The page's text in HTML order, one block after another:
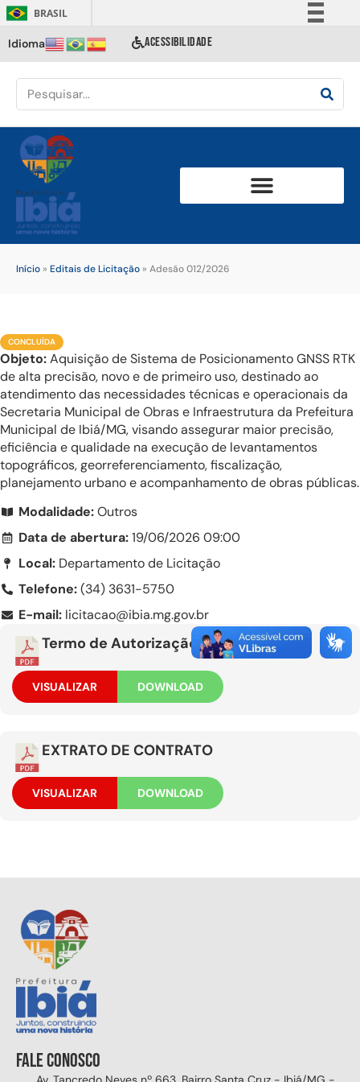
BRASIL
Comunica BR
Acesso à informação
Idioma ACESSIBILIDADE
Início » Editais de Licitação » Adesão 012/2026
CONCLUÍDA
Objeto:Aquisição de Sistema de Posicionamento GNSS RTK
de alta precisão, novo e de primeiro uso, destinado ao
atendimento das necessidades técnicas e operacionais da
Secretaria Municipal de Obras e Infraestrutura da Prefeitura
Municipal de Ibiá/MG, visando assegurar maior precisão,
eficiência e qualidade na execução de levantamentos
topográficos, georreferenciamento, fiscalização,
planejamento urbano e acompanhamento de obras públicas.
Modalidade:Outros
Data de abertura:19/06/2026 09:00
Local:Departamento de Licitação
Telefone:(34) 3631-5750
E-mail: licitacao@ibia.mg.gov.br
Termo de Autorização
VISUALIZAR DOWNLOAD
EXTRATO DE CONTRATO
VISUALIZAR DOWNLOAD
Fale conosco